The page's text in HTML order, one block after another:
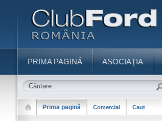
PRIMA PAGINĂ ASOCIAŢIA
Prima pagină Comercial Caut